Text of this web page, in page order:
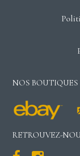
NOS BOUTIQUES
RETROUVEZ-